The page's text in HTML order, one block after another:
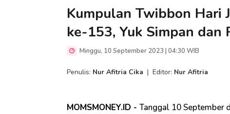
Kumpulan Twibbon Hari
ke-153, Yuk Simpan dan
Minggu, 10 September 2023 | 04:30 WIB
Penulis: Nur Afitria Cika | Editor: Nur Afitria
MOMSMONEY.ID - Tanggal 10 September